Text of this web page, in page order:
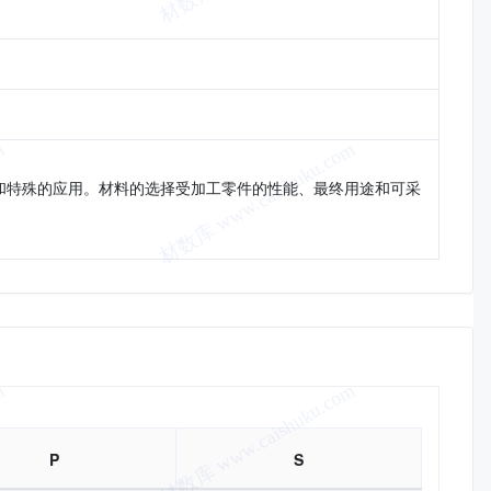
殊的应用。材料的选择受加工零件的性能、最终用途和可采
P S